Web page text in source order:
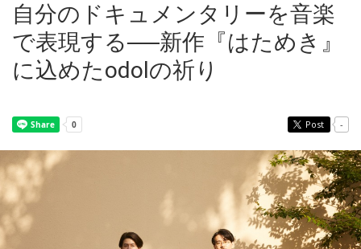
自分のドキュメンタリーを音楽
で表現する──新作『はためき』
に込めたodolの祈り
Post -